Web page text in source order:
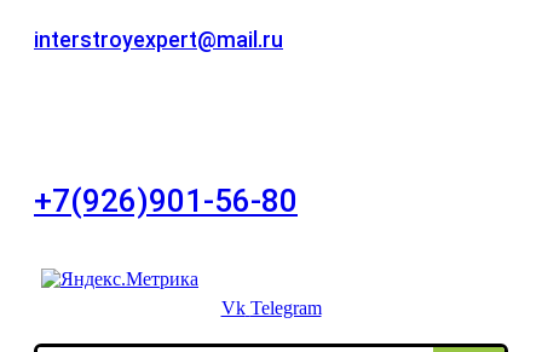
interstroyexpert@mail.ru
+7(926)901-56-80
Vk Telegram